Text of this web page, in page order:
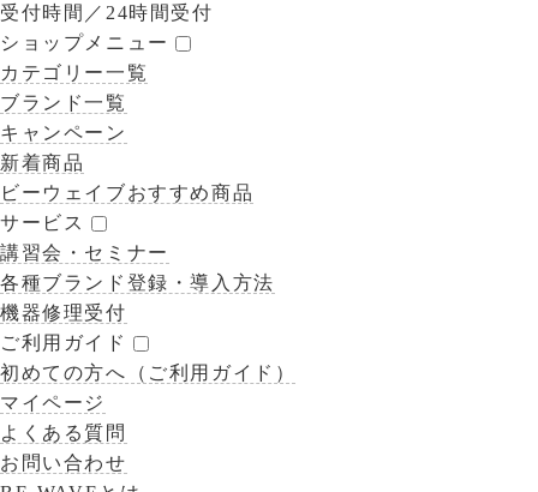
受付時間／ 24時間受付
ショップメニュー
カテゴリー一覧
ブランド一覧
キャンペーン
新着商品
ビーウェイブおすすめ商品
サービス
講習会・セミナー
各種ブランド登録・導入方法
機器修理受付
ご利用ガイド
初めての方へ（ご利用ガイド）
マイページ
よくある質問
お問い合わせ